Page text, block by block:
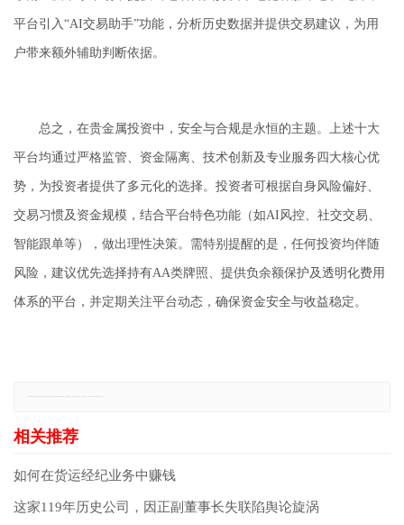
平台引入“AI交易助手”功能，分析历史数据并提供交易建议，为用
户带来额外辅助判断依据。
总之，在贵金属投资中，安全与合规是永恒的主题。上述十大
平台均通过严格监管、资金隔离、技术创新及专业服务四大核心优
势，为投资者提供了多元化的选择。投资者可根据自身风险偏好、
交易习惯及资金规模，结合平台特色功能（如AI风控、社交交易、
智能跟单等），做出理性决策。需特别提醒的是，任何投资均伴随
风险，建议优先选择持有AA类牌照、提供负余额保护及透明化费用
体系的平台，并定期关注平台动态，确保资金安全与收益稳定。
如何在货运经纪业务中赚钱
这家119年历史公司，因正副董事长失联陷舆论旋涡